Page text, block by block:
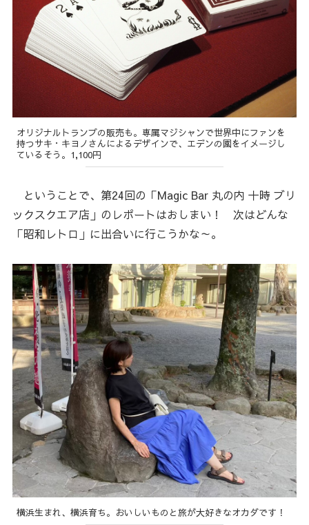
オリジナルトランプの販売も。専属マジシャンで世界中にファンを
持つサキ・キヨノさんによるデザインで、エデンの園をイメージし
ているそう。1,100円
ということで、第24回の「Magic Bar 丸の内 十時 ブリ
ックスクエア店」のレポートはおしまい！ 次はどんな
「昭和レトロ」に出合いに行こうかな～。
横浜生まれ、横浜育ち。おいしいものと旅が大好きなオカダです！